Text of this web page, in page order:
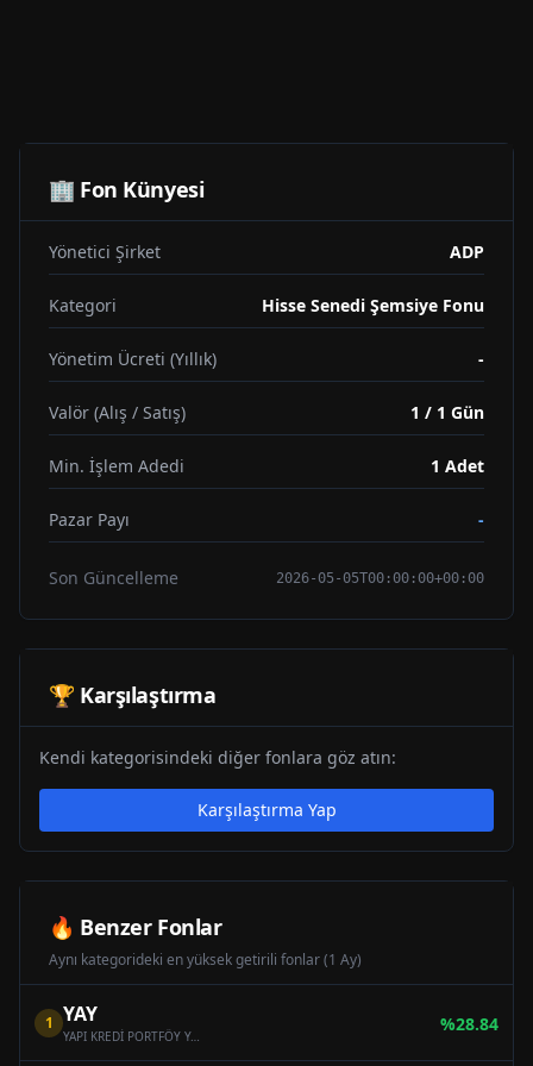
🏢 Fon Künyesi
Yönetici Şirket ADP
Kategori Hisse Senedi Şemsiye Fonu
Yönetim Ücreti (Yıllık) -
Valör (Alış / Satış) 1 / 1 Gün
Min. İşlem Adedi 1 Adet
Pazar Payı -
Son Güncelleme 2026-05-05T00:00:00+00:00
🏆 Karşılaştırma
Kendi kategorisindeki diğer fonlara göz atın:
Karşılaştırma Yap
🔥 Benzer Fonlar
Aynı kategorideki en yüksek getirili fonlar (1 Ay)
1 YAY
YAPI KREDİ PORTFÖY YABANCI TEKNOLOJİ SEKTÖRÜ HİSSE SENEDİ FONU
%28.84